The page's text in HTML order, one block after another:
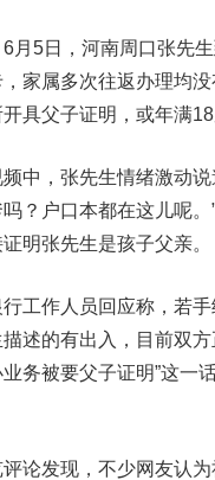
5日，河南周口张先生
家属多次往返办理均
具父子证明，或年满18
，张先生情绪激动说
？户口本都在这儿呢
明张先生是孩子父亲。
作人员回应称，若手
述的有出入，目前双方
务被要父子证明”这一
发现，不少网友认为